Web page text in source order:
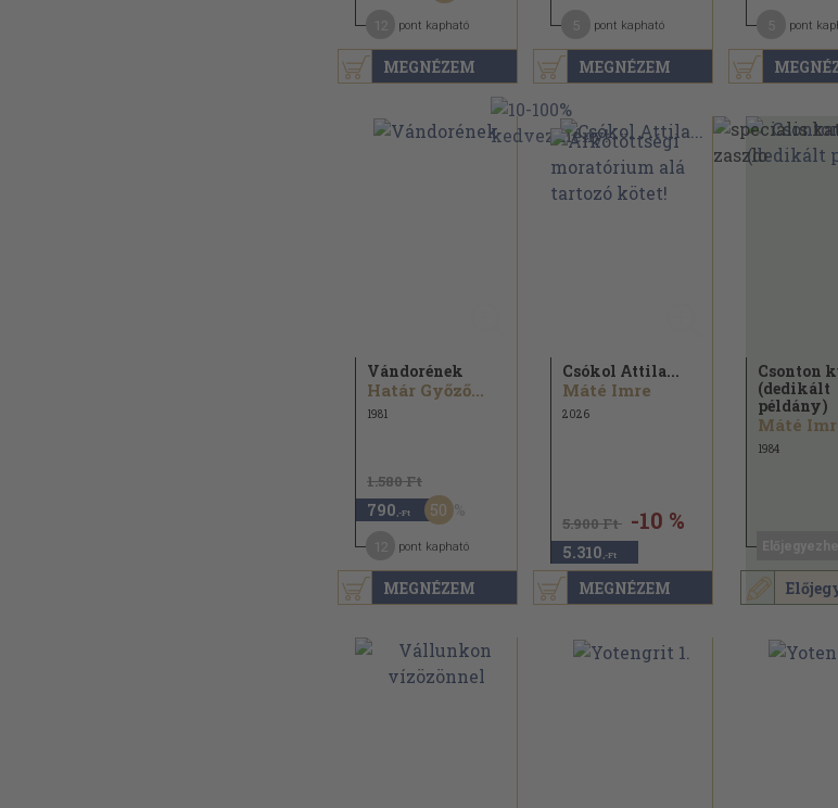
MEGNÉZEM
pont kapható
MEGNÉZEM
pont kapható pont
MEGNÉZEM
Vándorének
Határ Győző...
1981
1.580 Ft
790 ,-Ft 50
pont kapható
MEGNÉZEM
Csókol Attila...
Máté Imre
2026
5.900 Ft -10 %
5.310 ,-Ft
Csonton
(dedikált
példány)
Máté
1984